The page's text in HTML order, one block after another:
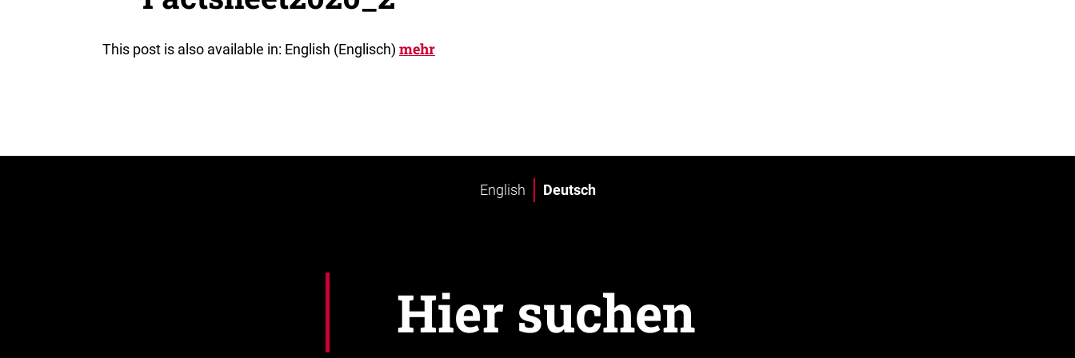
This post is also available in: English (Englisch) mehr
English Deutsch